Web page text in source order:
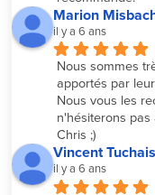
Marion
il y a 6 ans
Nous sommes
apportés par
Nous vous les
n'hésiterons pas
Chris ;)
Vincent Tuchais
il y a 6 ans